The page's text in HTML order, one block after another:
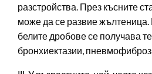
разстройства. През късните
може да се развие жълтеница.
белите дробове се получава
бронхиектазии,